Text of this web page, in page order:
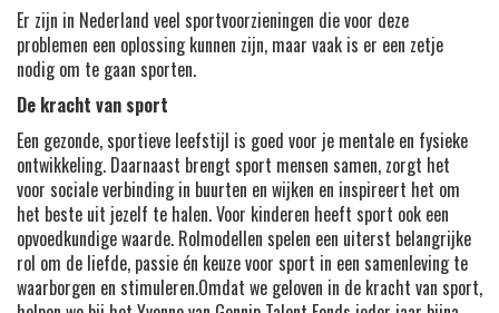
Er zijn in Nederland veel sportvoorzieningen die voor deze
problemen een oplossing kunnen zijn, maar vaak is er een zetje
nodig om te gaan sporten.
De kracht van sport
Een gezonde, sportieve leefstijl is goed voor je mentale en fysieke
ontwikkeling. Daarnaast brengt sport mensen samen, zorgt het
voor sociale verbinding in buurten en wijken en inspireert het om
het beste uit jezelf te halen. Voor kinderen heeft sport ook een
opvoedkundige waarde. Rolmodellen spelen een uiterst belangrijke
rol om de liefde, passie én keuze voor sport in een samenleving te
waarborgen en stimuleren.Omdat we geloven in de kracht van sport,